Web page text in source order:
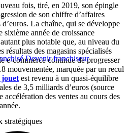
Devenir franchiseur
fois, tiré, en 2019, son épingle
de son chiffre d’affaires
La chaîne, qui se développe
sixième année de croissance
plus notable que, au niveau du
résultats des magasins spécialisés
e-commerce continue de progresser
mouvementée, marquée par un recul
jouet est revenu à un quasi-équilibre
de 3,5 milliards d’euros (source
accélération des ventes au cours des
stratégiques